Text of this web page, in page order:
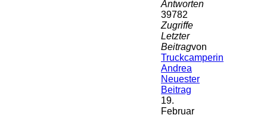
Antworten
39782
Zugriffe
Letzter
Beitragvon
Truckcamperin
Andrea
Neuester
Beitrag
19.
Februar